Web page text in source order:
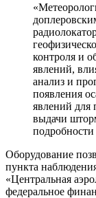
контроля и
явлений,
анализ и
появления
явлений для
выдачи
подробности
Оборудование
пункта
«Центральная
федеральное